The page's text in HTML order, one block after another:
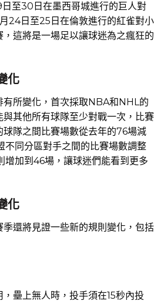
至30日在墨西哥城進行的巨人對
24日至25日在倫敦進行的紅雀對小
這將是一場足以讓球迷為之瘋狂的
化
有所變化，首次採取NBA和NHL的
其他所有球隊至少對戰一次，比賽
球隊之間比賽場數從去年的76場減
不同分區對手之間的比賽場數調整
增加到46場，讓球迷們能看到更多
化
季還將見證一些新的規則變化，包括
壘上無人時，投手須在15秒內投